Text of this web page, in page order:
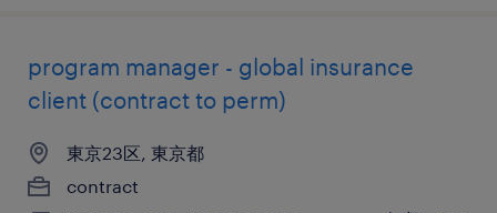
program manager - global insurance
client (contract to perm)
東京23区, 東京都
contract